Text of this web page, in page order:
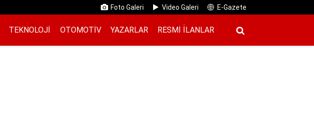
Foto Galeri Video Galeri E-Gazete
TEKNOLOJI OTOMOTIV YAZARLAR RESMI İ̇LANLAR